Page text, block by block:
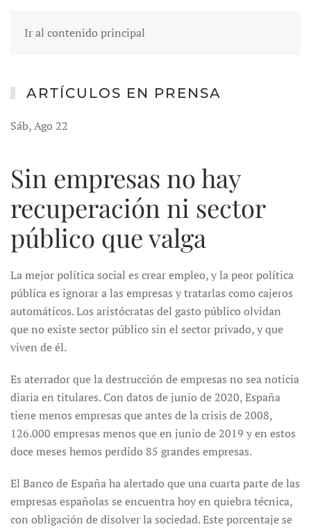
Ir al contenido principal
ARTÍCULOS EN PRENSA
Sáb, Ago 22
Sin empresas no hay
recuperación ni sector
público que valga
La mejor política social es crear empleo, y la peor política
pública es ignorar a las empresas y tratarlas como cajeros
automáticos. Los aristócratas del gasto público olvidan
que no existe sector público sin el sector privado, y que
viven de él.
Es aterrador que la destrucción de empresas no sea noticia
diaria en titulares. Con datos de junio de 2020, España
tiene menos empresas que antes de la crisis de 2008,
126.000 empresas menos que en junio de 2019 y en estos
doce meses hemos perdido 85 grandes empresas.
El Banco de España ha alertado que una cuarta parte de las
empresas españolas se encuentra hoy en quiebra técnica,
con obligación de disolver la sociedad. Este porcentaje se